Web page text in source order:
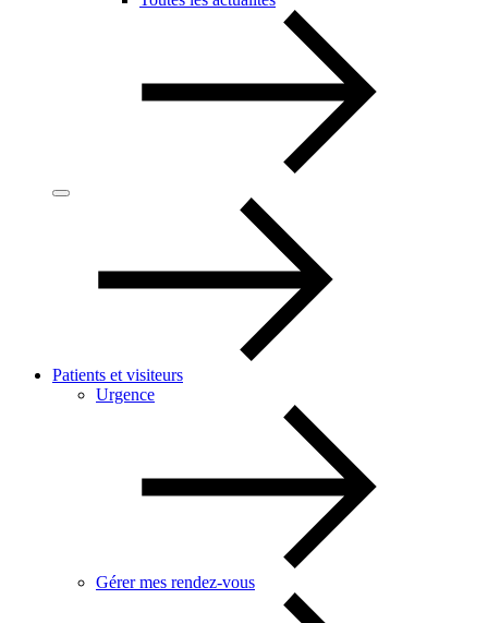
Patients et visiteurs
Urgence
Gérer mes rendez-vous